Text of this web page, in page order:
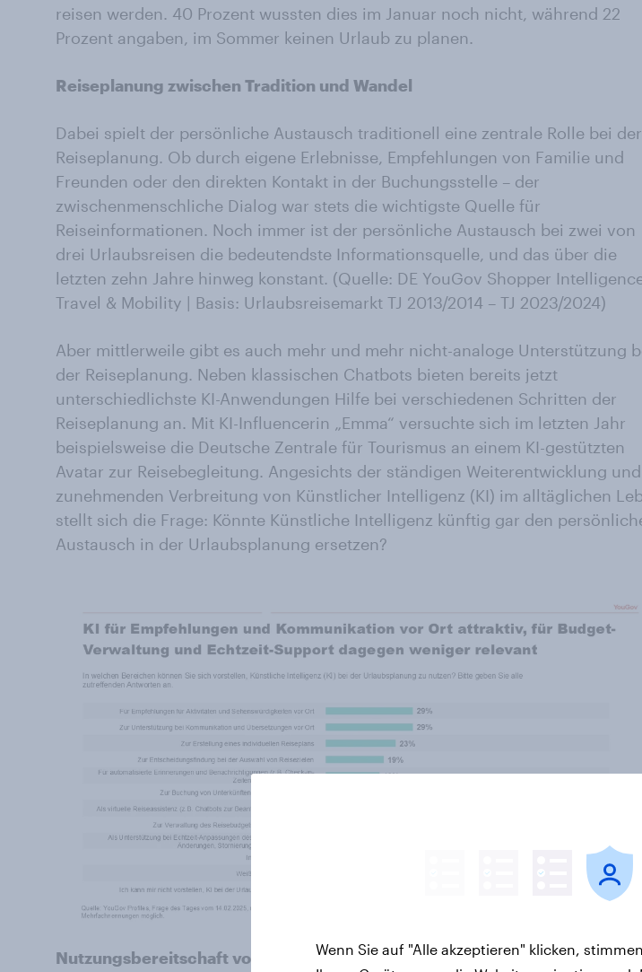
reisen werden. 40 Prozent wussten dies im Januar noch nicht, während 22
Prozent angaben, im Sommer keinen Urlaub zu planen.
Reiseplanung zwischen Tradition und Wandel
Dabei spielt der persönliche Austausch traditionell eine zentrale Rolle bei der
Reiseplanung. Ob durch eigene Erlebnisse, Empfehlungen von Familie und
Freunden oder den direkten Kontakt in der Buchungsstelle – der
zwischenmenschliche Dialog war stets die wichtigste Quelle für
Reiseinformationen. Noch immer ist der persönliche Austausch bei zwei von
drei Urlaubsreisen die bedeutendste Informationsquelle, und das über die
letzten zehn Jahre hinweg konstant. (Quelle: DE YouGov Shopper
Travel & Mobility | Basis: Urlaubsreisemarkt TJ 2013/2014 – TJ 2023/2024)
Aber mittlerweile gibt es auch mehr und mehr nicht-analoge Unterstützung
der Reiseplanung. Neben klassischen Chatbots bieten bereits jetzt
unterschiedlichste KI-Anwendungen Hilfe bei verschiedenen Schritten der
Reiseplanung an. Mit KI-Influencerin „Emma“ versuchte sich im letzten Jahr
beispielsweise die Deutsche Zentrale für Tourismus an einem KI-gestützten
Avatar zur Reisebegleitung. Angesichts der ständigen Weiterentwicklung und
zunehmenden Verbreitung von Künstlicher Intelligenz (KI) im alltäglichen
stellt sich die Frage: Könnte Künstliche Intelligenz künftig gar den
Austausch in der Urlaubsplanung ersetzen?
Nutzungsbereitschaft von KI bei der Urlaubsplanung
Wenn Sie auf "Alle akzeptieren" klicken,